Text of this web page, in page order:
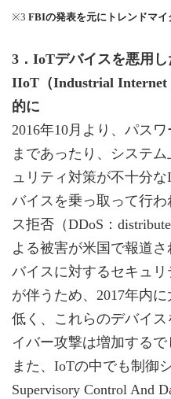
※3 FBIの発表を元にトレンドマイ
3．IoTデバイスを悪用し
IIoT（Industrial Internet
的に
2016年10月より、パス
まであったり、システ
ュリティ対策が不十分な
バイスを乗っ取って行
ス拒否（DDoS：
よる被害が米国で報道
バイスに対するセキュ
が伴うため、2017年内
低く、これらのデバイ
イバー攻撃は増加する
また、IoTの中でも制御
Supervisory Control And